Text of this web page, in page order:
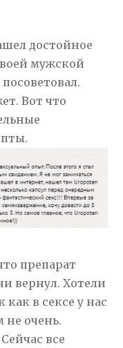
достойное
мужской
Вот что
препарат
вернул. Хотели
как в сексе у нас
не очень.
все